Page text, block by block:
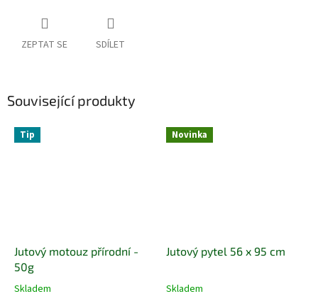
ZEPTAT SE SDÍLET
Související produkty
Tip
Jutový motouz přírodní -
50g
Skladem
Novinka
Jutový pytel 56 x 95 cm
Skladem